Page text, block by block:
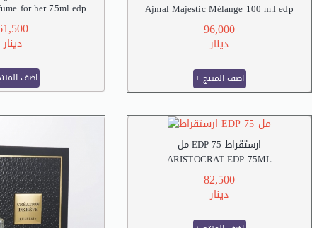
for her 75ml edp
دينار
+ اضف
Ajmal Majestic Mélange 100 m.l edp
96,000
دينار
+ اضف المنتج
ارستقراط EDP 75 مل
ARISTOCRAT EDP 75ML
82,500
دينار